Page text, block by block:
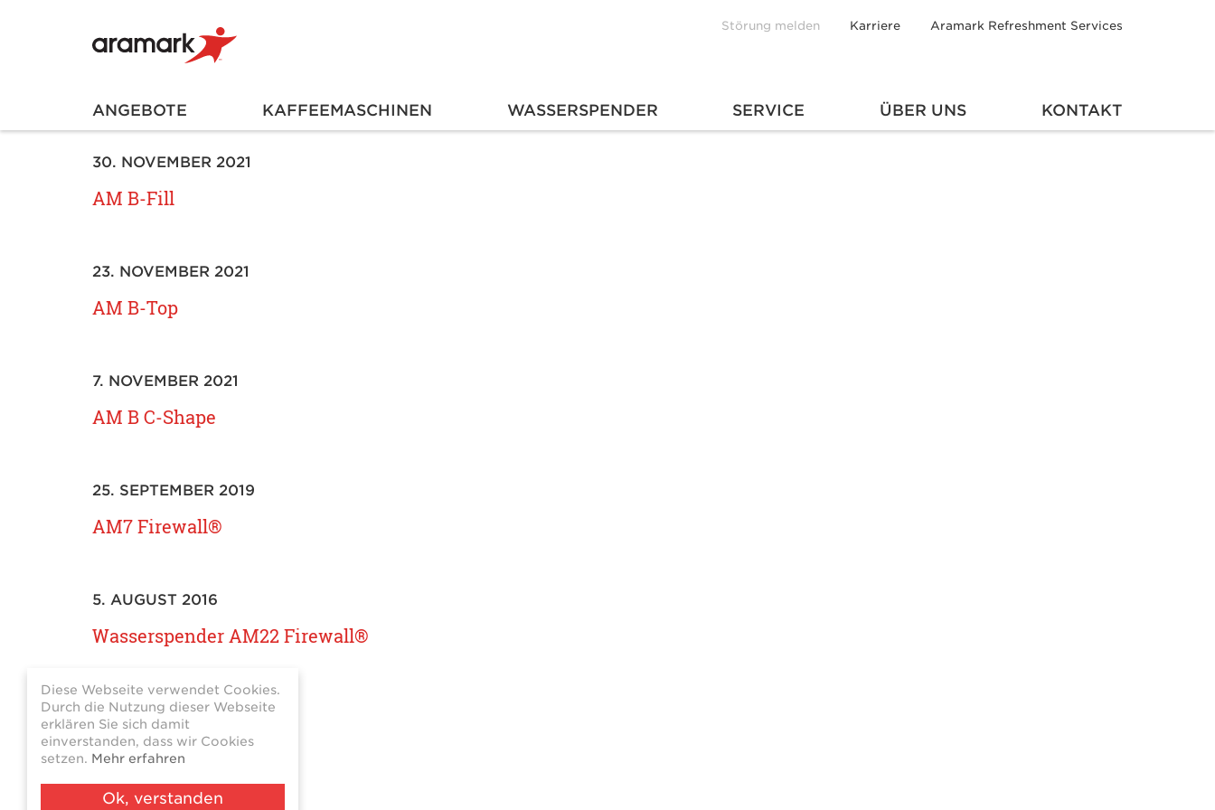
Diese Webseite verwendet Cookies.
Durch die Nutzung dieser Webseite
erklären Sie sich damit
einverstanden, dass wir Cookies
setzen. Mehr erfahren
Ok, verstanden
Störung melden Karriere Aramark Refreshment Services
ANGEBOTE KAFFEEMASCHINEN WASSERSPENDER SERVICE ÜBER UNS KONTAKT
30. NOVEMBER 2021
AM B-Fill
23. NOVEMBER 2021
AM B-Top
7. NOVEMBER 2021
AM B C-Shape
25. SEPTEMBER 2019
AM7 Firewall®
5. AUGUST 2016
Wasserspender AM22 Firewall®